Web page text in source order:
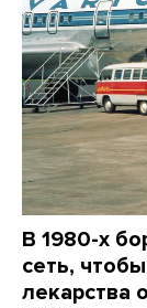
В 1980-х
сеть,
лекарства